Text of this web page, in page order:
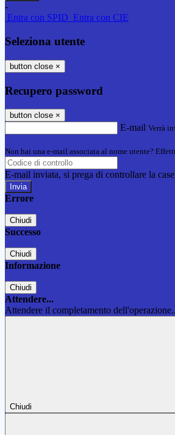
-
Entra con SPID Entra con CIE
Seleziona utente
button close ×
Recupero password
button close ×
E-mail Verrà
Non hai una e-mail associata al nome utente?
E-mail inviata, si prega di controllare la
Errore
Chiudi
Successo
Chiudi
Informazione
Chiudi
Attendere...
Attendere il completamento
Chiudi